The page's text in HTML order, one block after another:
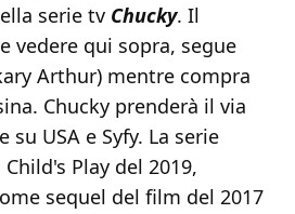
serie tv Chucky. Il
vedere qui sopra, segue
Arthur) mentre compra
Chucky prenderà il via
USA e Syfy. La serie
Play del 2019,
sequel del film del 2017